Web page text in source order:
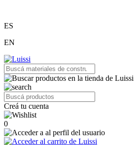
ES
EN
Creá tu cuenta
0